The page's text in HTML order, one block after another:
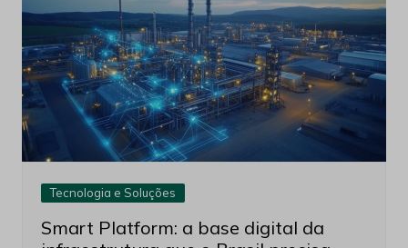
Tecnologia e Soluções
Smart Platform: a base digital da